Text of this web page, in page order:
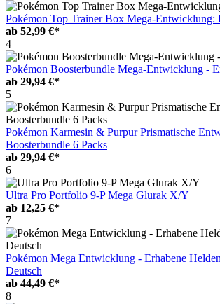
Pokémon Top Trainer Box Mega-Entwicklung:
ab 52,99 €*
4
Pokémon Boosterbundle Mega-Entwicklung -
ab 29,94 €*
5
Pokémon Karmesin & Purpur Prismatische
Boosterbundle 6 Packs
ab 29,94 €*
6
Ultra Pro Portfolio 9-P Mega Glurak X/Y
ab 12,25 €*
7
Pokémon Mega Entwicklung - Erhabene
Deutsch
ab 44,49 €*
8